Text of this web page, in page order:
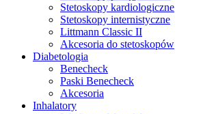
Stetoskopy kardiologiczne
Stetoskopy internistyczne
Littmann Classic II
Akcesoria do stetoskopów
Diabetologia
Benecheck
Paski Benecheck
Akcesoria
Inhalatory